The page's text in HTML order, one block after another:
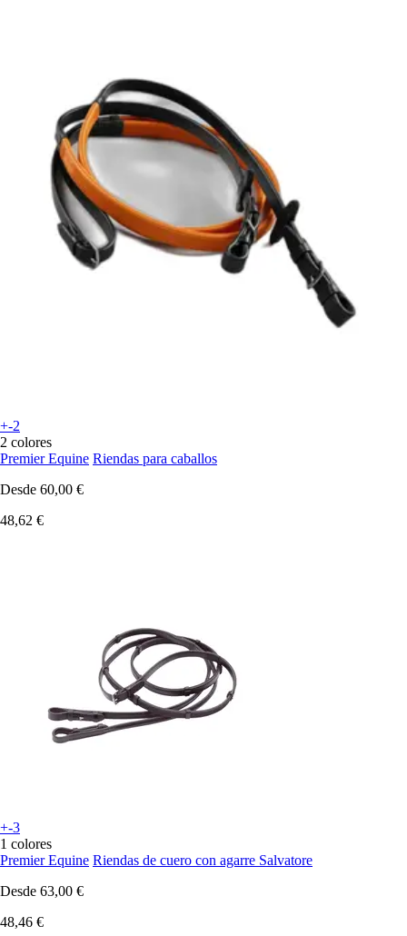
+-2
2 colores
Premier Equine Riendas para caballos
Desde 60,00 €
48,62 €
+-3
1 colores
Premier Equine Riendas de cuero con agarre Salvatore
Desde 63,00 €
48,46 €